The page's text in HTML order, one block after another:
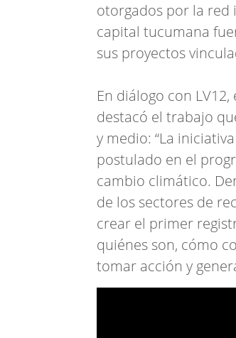
otorgados por la red
capital tucumana
sus proyectos
En diálogo con
destacó el trabajo
y medio: “La
postulado en el
cambio climático.
de los sectores de
crear el primer
quiénes son, cómo
tomar acción y